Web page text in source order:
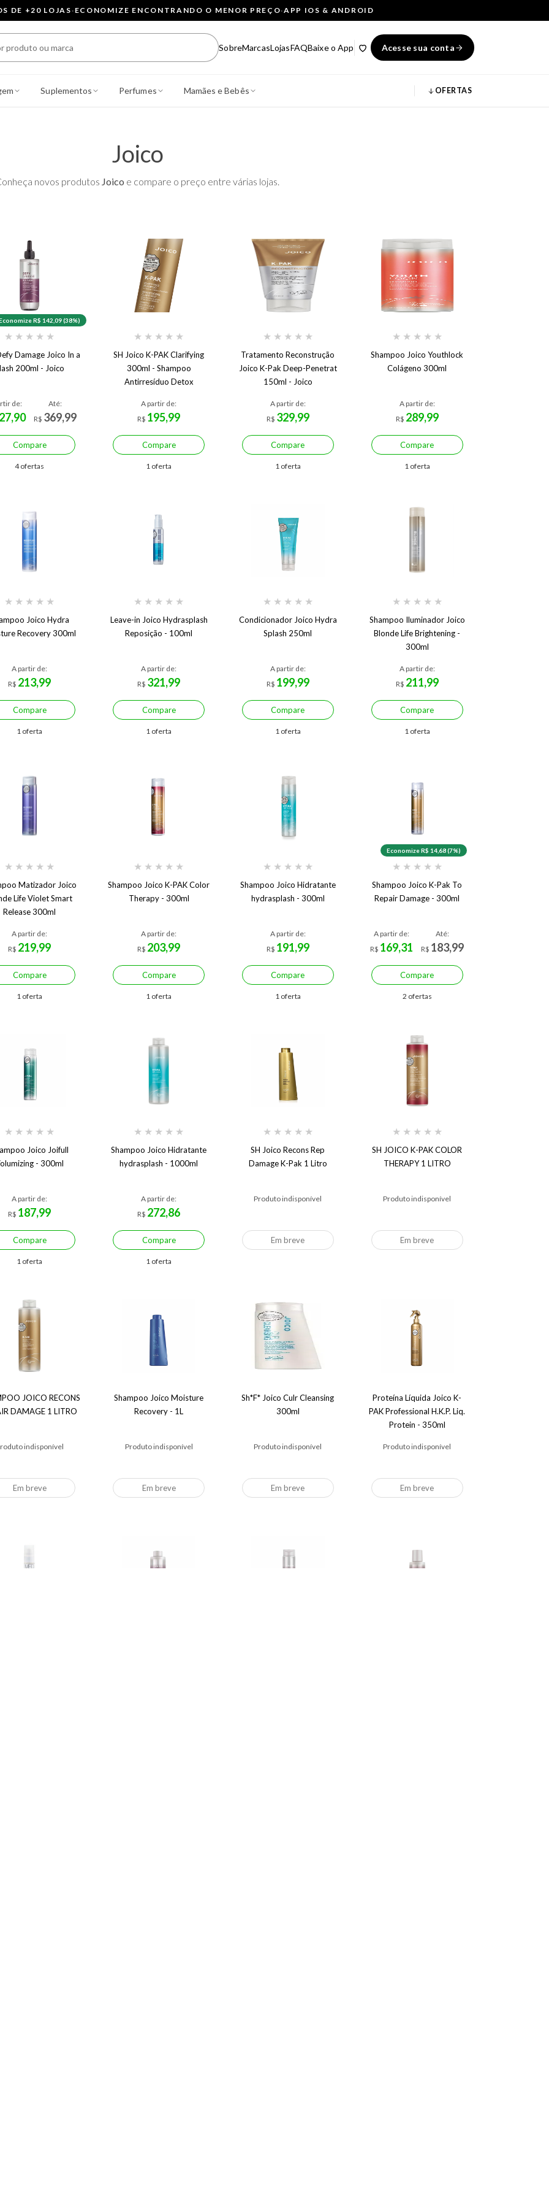
DE +20 LOJAS· ECONOMIZE ENCONTRANDO O MENOR PREÇO·APP IOS & ANDROID
SobreMarcasLojasFAQBaixe o App Acesse sua conta
Suplementos Perfumes Mamães e Bebês OFERTAS
Joico
novos produtos Joico e compare o preço entre várias lojas.
R$ 142,09 (38%)
★ ★ ★ ★ ★
Damage Joico In a
200ml - Joico
de:
Até:
R$ 369,99
Compare
4 ofertas
★ ★ ★ ★ ★
SH Joico K-PAK Clarifying
300ml - Shampoo
Antirresíduo Detox
A partir de:
R$ 195,99
Compare
1 oferta
★ ★ ★ ★ ★
Tratamento Reconstrução
Joico K-Pak Deep-Penetrat
150ml - Joico
A partir de:
R$ 329,99
Compare
1 oferta
★ ★ ★ ★ ★
Shampoo Joico Youthlock
Colágeno 300ml
A partir de:
R$ 289,99
Compare
1 oferta
★ ★ ★ ★ ★
Joico Hydra
Recovery 300ml
A partir de:
R$ 213,99
Compare
1 oferta
★ ★ ★ ★ ★
Leave-in Joico Hydrasplash
Reposição - 100ml
A partir de:
R$ 321,99
Compare
1 oferta
★ ★ ★ ★ ★
Condicionador Joico Hydra
Splash 250ml
A partir de:
R$ 199,99
Compare
1 oferta
★ ★ ★ ★ ★
Shampoo Iluminador Joico
Blonde Life Brightening -
300ml
A partir de:
R$ 211,99
Compare
1 oferta
★ ★ ★ ★ ★
Matizador Joico
Life Violet Smart
Release 300ml
A partir de:
R$ 219,99
Compare
1 oferta
★ ★ ★ ★ ★
Shampoo Joico K-PAK Color
Therapy - 300ml
A partir de:
R$ 203,99
Compare
1 oferta
★ ★ ★ ★ ★
Shampoo Joico Hidratante
hydrasplash - 300ml
A partir de:
R$ 191,99
Compare
1 oferta
Economize R$ 14,68 (7%)
★ ★ ★ ★ ★
Shampoo Joico K-Pak To
Repair Damage - 300ml
A partir de:
R$ 169,31
Até:
R$ 183,99
Compare
2 ofertas
★ ★ ★ ★ ★
Joico Joifull
- 300ml
A partir de:
R$ 187,99
Compare
1 oferta
★ ★ ★ ★ ★
Shampoo Joico Hidratante
hydrasplash - 1000ml
A partir de:
R$ 272,86
Compare
1 oferta
★ ★ ★ ★ ★
SH Joico Recons Rep
Damage K-Pak 1 Litro
Produto indisponível
Em breve
★ ★ ★ ★ ★
SH JOICO K-PAK COLOR
THERAPY 1 LITRO
Produto indisponível
Em breve
JOICO RECONS
DAMAGE 1 LITRO
indisponível
Em breve
Shampoo Joico Moisture
Recovery - 1L
Produto indisponível
Em breve
Sh*F* Joico Culr Cleansing
300ml
Produto indisponível
Em breve
Proteína Líquida Joico K-
PAK Professional H.K.P. Liq.
Protein - 350ml
Produto indisponível
Em breve